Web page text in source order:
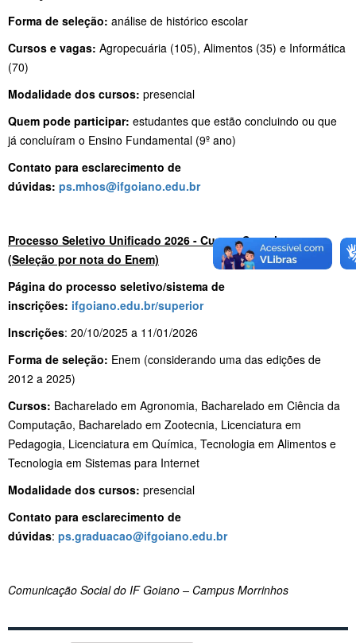
Forma de seleção: análise de histórico escolar
Cursos e vagas: Agropecuária (105), Alimentos (35) e Informática
(70)
Modalidade dos cursos: presencial
Quem pode participar: estudantes que estão concluindo ou que
já concluíram o Ensino Fundamental (9º ano)
Contato para esclarecimento de
dúvidas: ps.mhos@ifgoiano.edu.br
Processo Seletivo Unificado 2026 - Cursos Superiores
(Seleção por nota do Enem)
Página do processo seletivo/sistema de
inscrições: ifgoiano.edu.br/superior
Inscrições: 20/10/2025 a 11/01/2026
Forma de seleção: Enem (considerando uma das edições de
2012 a 2025)
Cursos: Bacharelado em Agronomia, Bacharelado em Ciência da
Computação, Bacharelado em Zootecnia, Licenciatura em
Pedagogia, Licenciatura em Química, Tecnologia em Alimentos e
Tecnologia em Sistemas para Internet
Modalidade dos cursos: presencial
Contato para esclarecimento de
dúvidas: ps.graduacao@ifgoiano.edu.br
Comunicação Social do IF Goiano – Campus Morrinhos